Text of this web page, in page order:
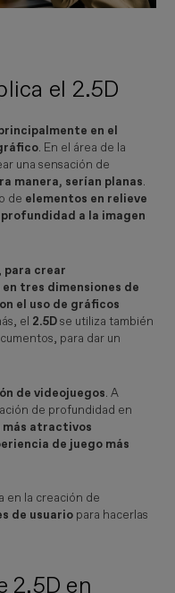
el 2.5D
en el
. En el área de la
una sensación de
manera, serían planas.
de elementos en relieve
a la imagen
para crear
tres dimensiones de
el uso de gráficos
el 2.5Dse utiliza también
para dar un
de videojuegos. A
de profundidad en
más atractivos
de juego más
en la creación de
de usuario para hacerlas
2.5D en